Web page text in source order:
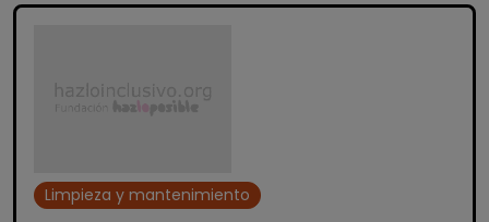
Limpieza y mantenimiento